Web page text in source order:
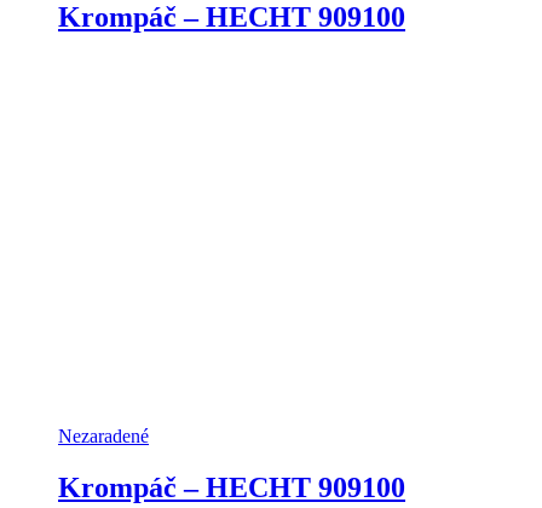
Krompáč – HECHT 909100
Nezaradené
Krompáč – HECHT 909100